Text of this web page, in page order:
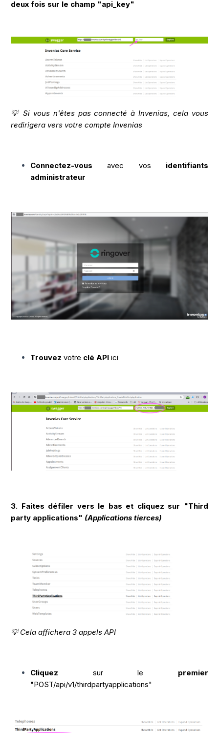
deux fois sur le champ "api_key"
💡 Si vous n'êtes pas connecté à Invenias, cela vous
redirigera vers votre compte Invenias
Connectez-vous avec vos identifiants
administrateur
Trouvez votre clé API ici
3. Faites défiler vers le bas et cliquez sur "Third
party applications" (Applications tierces)
💡 Cela affichera 3 appels API
Cliquez sur le premier
"POST/api/v1/thirdpartyapplications"